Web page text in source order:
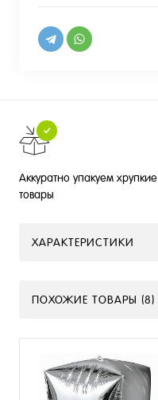
Аккуратно упакуем хрупкие
товары
ХАРАКТЕРИСТИКИ
ПОХОЖИЕ ТОВАРЫ (8)